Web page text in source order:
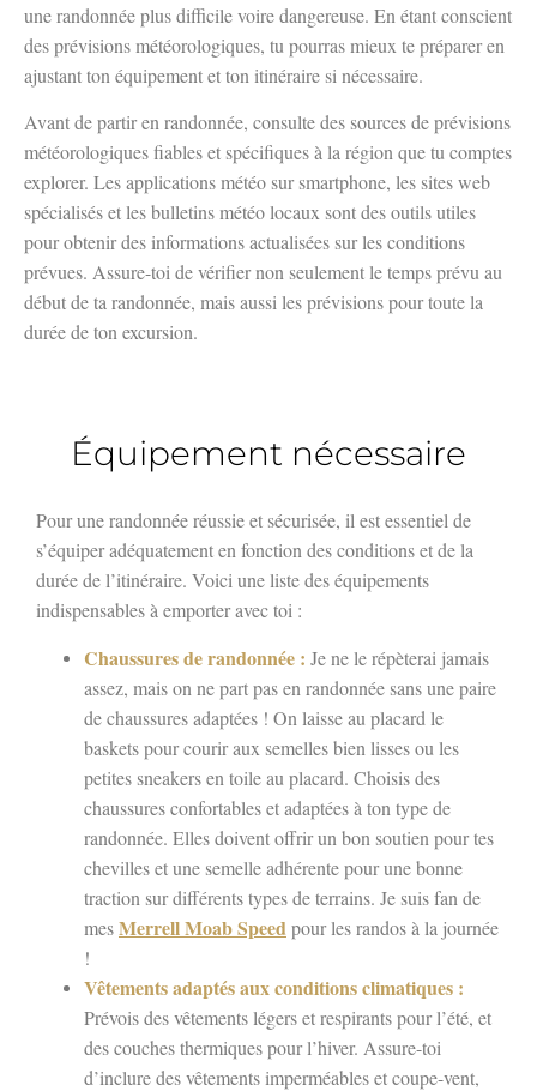
une randonnée plus difficile voire dangereuse. En étant conscient
des prévisions météorologiques, tu pourras mieux te préparer en
ajustant ton équipement et ton itinéraire si nécessaire.
Avant de partir en randonnée, consulte des sources de prévisions
météorologiques fiables et spécifiques à la région que tu comptes
explorer. Les applications météo sur smartphone, les sites web
spécialisés et les bulletins météo locaux sont des outils utiles
pour obtenir des informations actualisées sur les conditions
prévues. Assure-toi de vérifier non seulement le temps prévu au
début de ta randonnée, mais aussi les prévisions pour toute la
durée de ton excursion.
Équipement nécessaire
Pour une randonnée réussie et sécurisée, il est essentiel de
s’équiper adéquatement en fonction des conditions et de la
durée de l’itinéraire. Voici une liste des équipements
indispensables à emporter avec toi :
Chaussures de randonnée : Je ne le répèterai jamais
assez, mais on ne part pas en randonnée sans une paire
de chaussures adaptées ! On laisse au placard le
baskets pour courir aux semelles bien lisses ou les
petites sneakers en toile au placard. Choisis des
chaussures confortables et adaptées à ton type de
randonnée. Elles doivent offrir un bon soutien pour tes
chevilles et une semelle adhérente pour une bonne
traction sur différents types de terrains. Je suis fan de
mesMerrell Moab Speedpour les randos à la journée
!
Vêtements adaptés aux conditions climatiques :
Prévois des vêtements légers et respirants pour l’été, et
des couches thermiques pour l’hiver. Assure-toi
d’inclure des vêtements imperméables et coupe-vent,